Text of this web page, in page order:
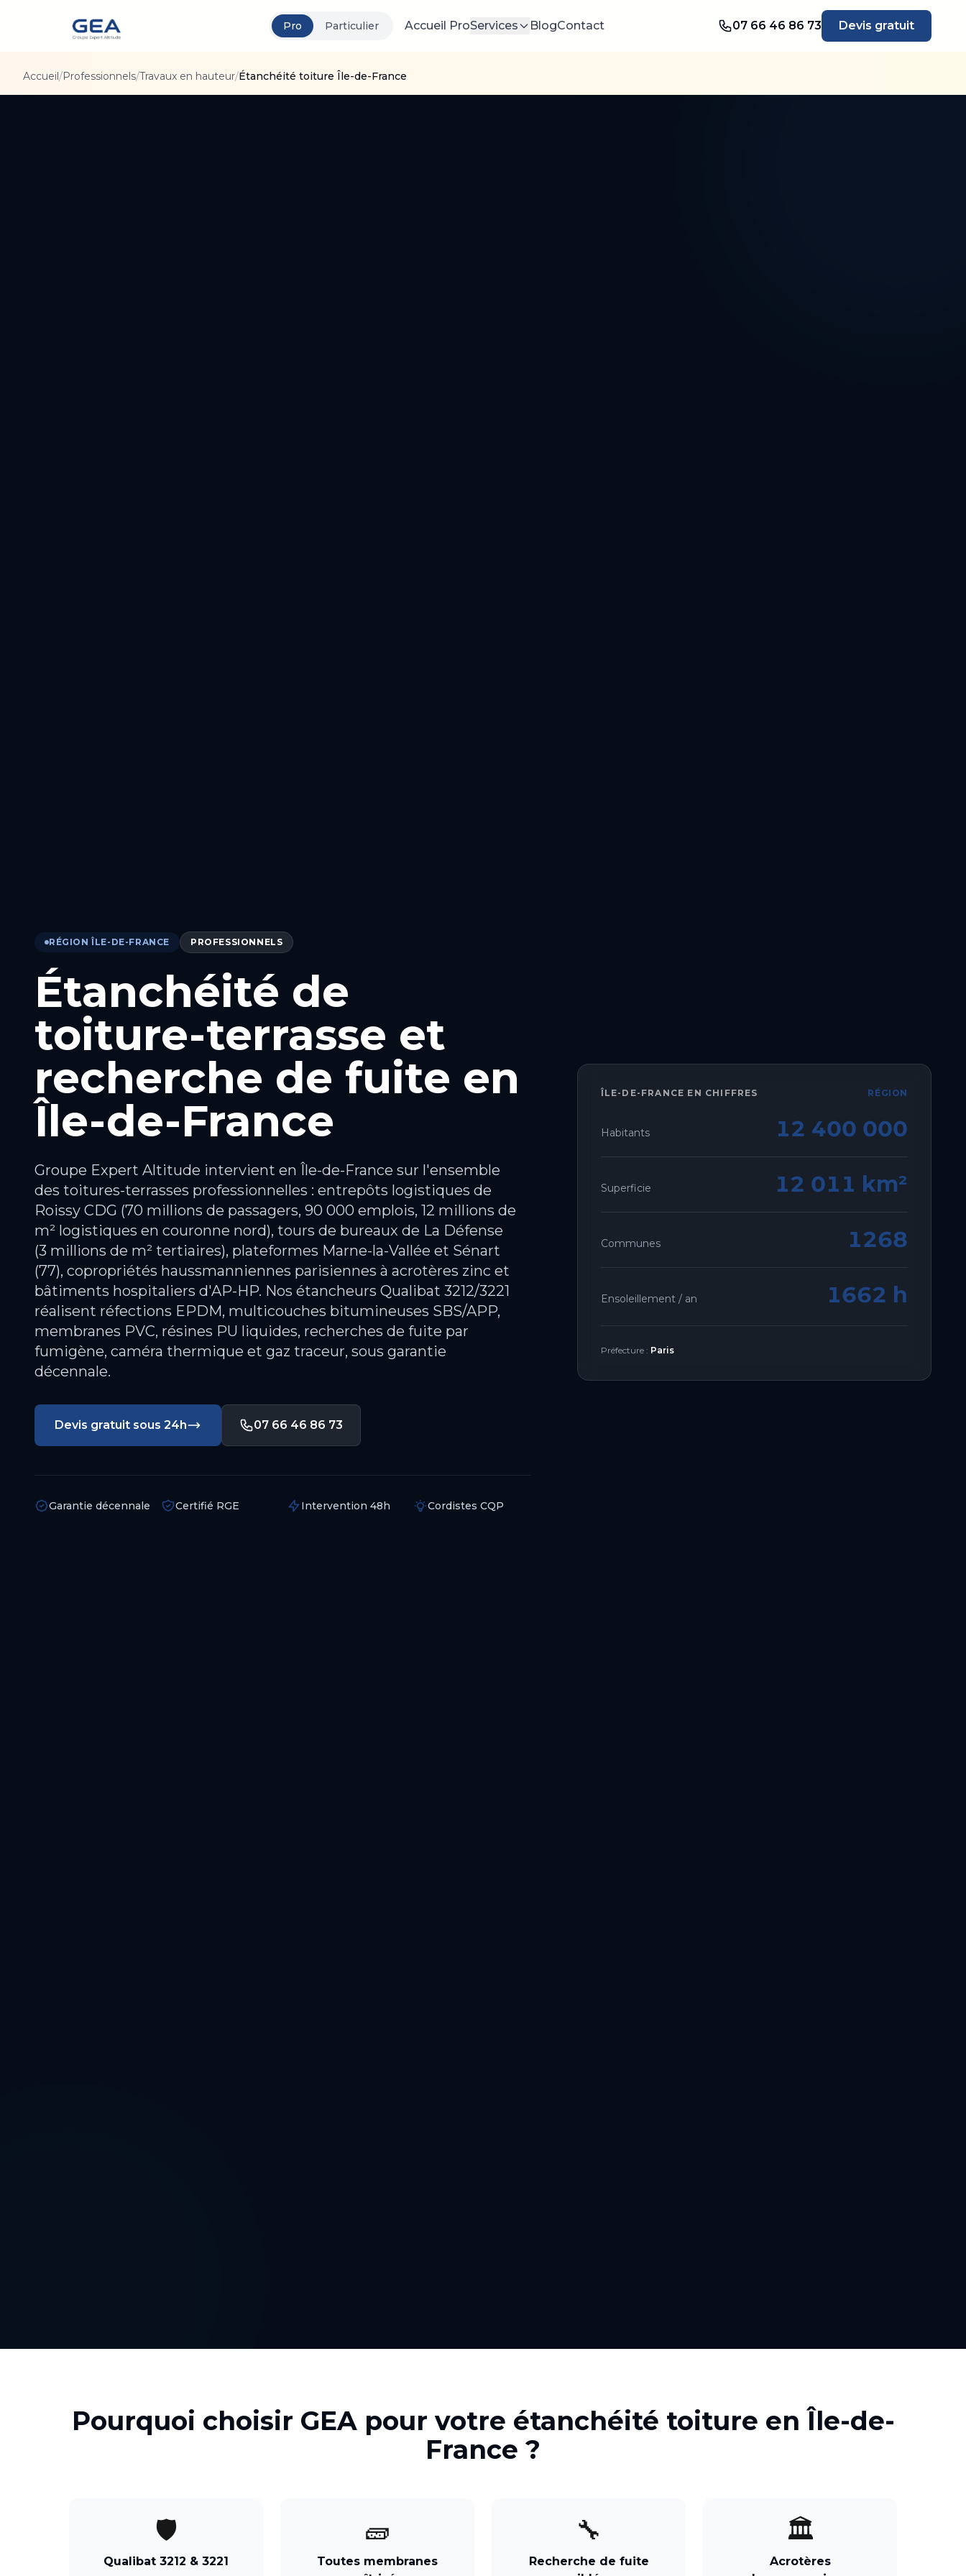
Pro Particulier Accueil ProServices BlogContact 07 66 46 86 73 Devis gratuit
Accueil/Professionnels/Travaux en hauteur/Étanchéité toiture Île-de-France
RÉGION ÎLE-DE-FRANCE PROFESSIONNELS
Étanchéité de
toiture-terrasse et
recherche de fuite en
Île-de-France
Groupe Expert Altitude intervient en Île-de-France sur l'ensemble
des toitures-terrasses professionnelles : entrepôts logistiques de
Roissy CDG (70 millions de passagers, 90 000 emplois, 12 millions de
m² logistiques en couronne nord), tours de bureaux de La Défense
(3 millions de m² tertiaires), plateformes Marne-la-Vallée et Sénart
(77), copropriétés haussmanniennes parisiennes à acrotères zinc et
bâtiments hospitaliers d'AP-HP. Nos étancheurs Qualibat 3212/3221
réalisent réfections EPDM, multicouches bitumineuses SBS/APP,
membranes PVC, résines PU liquides, recherches de fuite par
fumigène, caméra thermique et gaz traceur, sous garantie
décennale.
Devis gratuit sous 24h 07 66 46 86 73
Garantie décennale Certifié RGE Intervention 48h Cordistes CQP
ÎLE-DE-FRANCE EN CHIFFRES RÉGION
Habitants 12 400 000
Superficie 12 011 km²
Communes 1268
Ensoleillement / an 1662 h
Préfecture : Paris
Pourquoi choisir GEA pour votre étanchéité toiture en Île-de-
France ?
🛡️
Qualibat 3212 & 3221
🧱
Toutes membranes
🔧
Recherche de fuite
🏛️
Acrotères